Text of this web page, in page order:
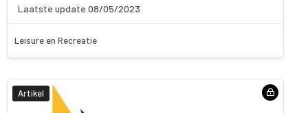
Laatste update 08/05/2023
Leisure en Recreatie
Artikel